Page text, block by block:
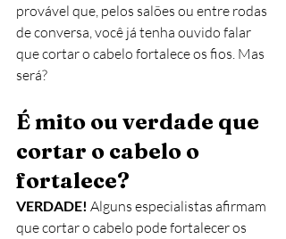
provável que, pelos salões ou entre rodas
de conversa, você já tenha ouvido falar
que cortar o cabelo fortalece os fios. Mas
será?
É mito ou verdade que
cortar o cabelo o
fortalece?
VERDADE! Alguns especialistas afirmam
que cortar o cabelo pode fortalecer os